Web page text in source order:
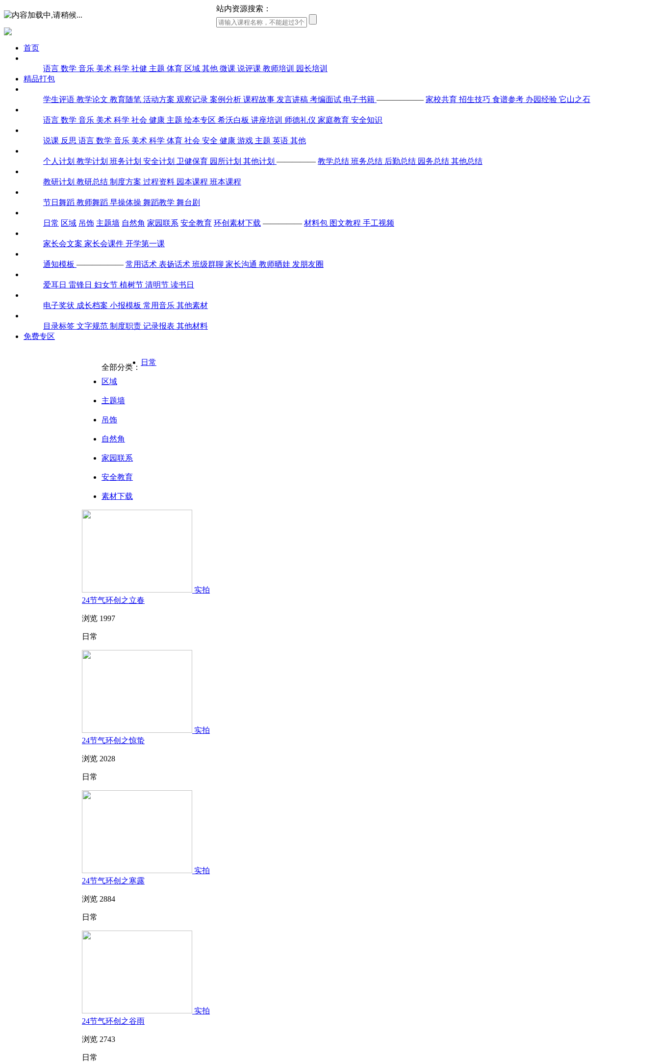
站内资源搜索：
首页
语言 数学 音乐 美术 科学 社健 主题 体育 区域 其他 微课 说评课 教师培训
园长培训
精品打包
学生评语 教学论文 教育随笔 活动方案 观察记录 案例分析 课程故事 发言讲稿 考编面试 电子书籍 —————— 家校共育 招生技巧 食谱参考 办园经验 它山之石
语言 数学 音乐 美术 科学 社会 健康 主题 绘本专区 希沃白板 讲座培训 师德礼仪 家庭教育 安全知识
说课 反思 语言 数学 音乐 美术 科学 体育 社会 安全 健康 游戏 主题 英语 其他
个人计划 教学计划 班务计划 安全计划 卫健保育 园所计划 其他计划 ————— 教学总结 班务总结 后勤总结 园务总结 其他总结
教研计划 教研总结 制度方案 过程资料 园本课程 班本课程
节日舞蹈 教师舞蹈 早操体操 舞蹈教学 舞台剧
日常 区域 吊饰 主题墙 自然角 家园联系 安全教育 环创素材下载 ————— 材料包 图文教程 手工视频
家长会文案 家长会课件 开学第一课
通知模板 —————— 常用话术 表扬话术 班级群聊 家长沟通 教师晒娃 发朋友圈
爱耳日 雷锋日 妇女节 植树节 清明节 读书日
电子奖状 成长档案 小报模板 常用音乐 其他素材
目录标签 文字规范 制度职责 记录报表 其他材料
免费专区
全部分类：
日常
区域
主题墙
吊饰
自然角
家园联系
安全教育
素材下载
实拍
24节气环创之立春
浏览 1997
日常
实拍
24节气环创之惊蛰
浏览 2028
日常
实拍
24节气环创之寒露
浏览 2884
日常
实拍
24节气环创之谷雨
浏览 2743
日常